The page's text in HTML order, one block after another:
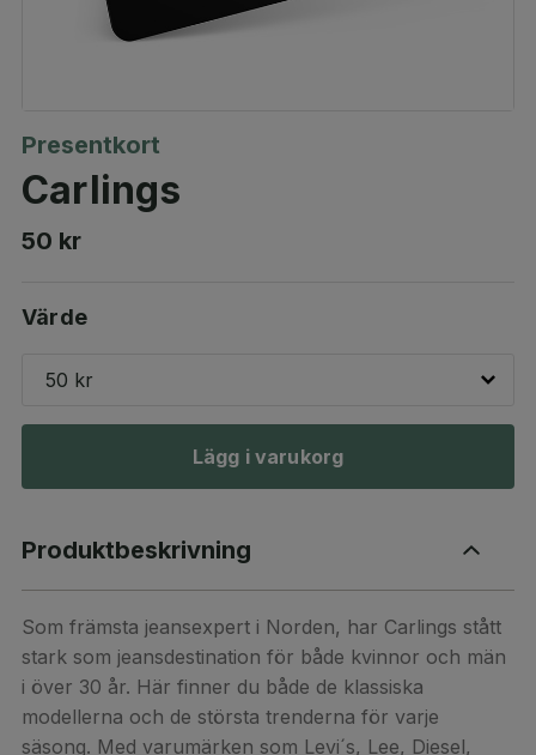
Presentkort
Carlings
50 kr
Värde
50 kr
Lägg i varukorg
Produktbeskrivning
Som främsta jeansexpert i Norden, har Carlings stått
stark som jeansdestination för både kvinnor och män
i över 30 år. Här finner du både de klassiska
modellerna och de största trenderna för varje
säsong. Med varumärken som Levi´s, Lee, Diesel,